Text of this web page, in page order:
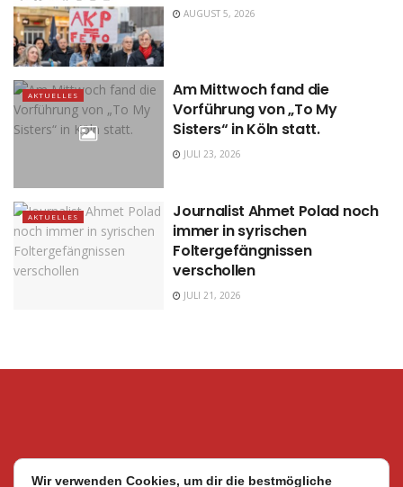
AUGUST 5, 2026
AKTUELLES
Am Mittwoch fand die
Vorführung von „To My
Sisters“ in Köln statt.
JULI 23, 2026
AKTUELLES
Journalist Ahmet Polad noch
immer in syrischen
Foltergefängnissen
verschollen
JULI 21, 2026
Wir verwenden Cookies, um dir die bestmögliche